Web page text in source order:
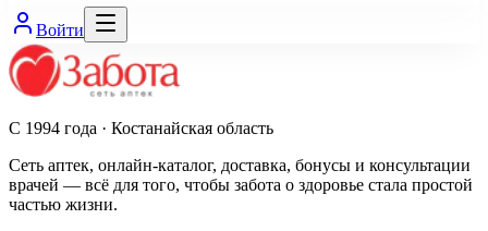
Войти
С 1994 года · Костанайская область
Сеть аптек, онлайн-каталог, доставка, бонусы и консультации
врачей — всё для того, чтобы забота о здоровье стала простой
частью жизни.